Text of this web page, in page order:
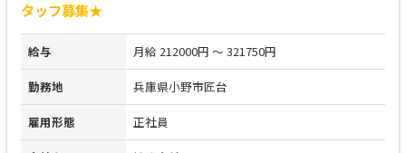
タッフ募集★
給与 月給 212000円 ～ 321750円
勤務地 兵庫県小野市匠台
雇用形態 正社員